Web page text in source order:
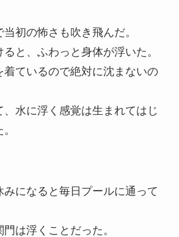
初の怖さも吹き飛んだ。
と、ふわっと身体が浮いた。
着ているので絶対に沈まないの
水に浮く感覚は生まれてはじ
になると毎日プールに通って
は浮くことだった。